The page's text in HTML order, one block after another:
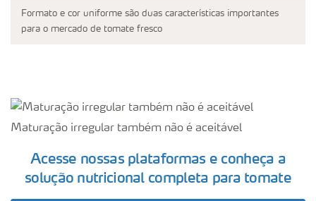
Formato e cor uniforme são duas características importantes
para o mercado de tomate fresco
Maturação irregular também não é aceitável
Acesse nossas plataformas e conheça a
solução nutricional completa para tomate